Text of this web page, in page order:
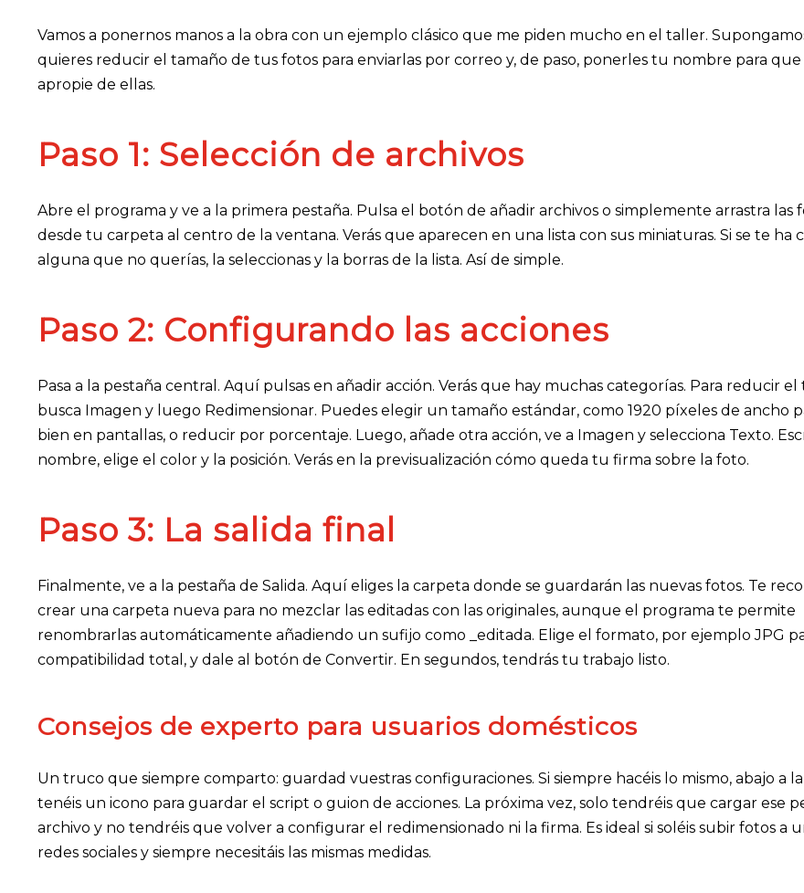
Vamos a ponernos manos a la obra con un ejemplo clásico que me piden mucho en el taller.
quieres reducir el tamaño de tus fotos para enviarlas por correo y, de paso, ponerles tu nombre para que
apropie de ellas.
Paso 1: Selección de archivos
Abre el programa y ve a la primera pestaña. Pulsa el botón de añadir archivos o simplemente arrastra las
desde tu carpeta al centro de la ventana. Verás que aparecen en una lista con sus miniaturas. Si se te ha
alguna que no querías, la seleccionas y la borras de la lista. Así de simple.
Paso 2: Configurando las acciones
Pasa a la pestaña central. Aquí pulsas en añadir acción. Verás que hay muchas categorías. Para reducir el
busca Imagen y luego Redimensionar. Puedes elegir un tamaño estándar, como 1920 píxeles de ancho
bien en pantallas, o reducir por porcentaje. Luego, añade otra acción, ve a Imagen y selecciona Texto.
nombre, elige el color y la posición. Verás en la previsualización cómo queda tu firma sobre la foto.
Paso 3: La salida final
Finalmente, ve a la pestaña de Salida. Aquí eliges la carpeta donde se guardarán las nuevas fotos. Te
crear una carpeta nueva para no mezclar las editadas con las originales, aunque el programa te permite
renombrarlas automáticamente añadiendo un sufijo como _editada. Elige el formato, por ejemplo JPG
compatibilidad total, y dale al botón de Convertir. En segundos, tendrás tu trabajo listo.
Consejos de experto para usuarios domésticos
Un truco que siempre comparto: guardad vuestras configuraciones. Si siempre hacéis lo mismo, abajo a
tenéis un icono para guardar el script o guion de acciones. La próxima vez, solo tendréis que cargar ese
archivo y no tendréis que volver a configurar el redimensionado ni la firma. Es ideal si soléis subir fotos a
redes sociales y siempre necesitáis las mismas medidas.